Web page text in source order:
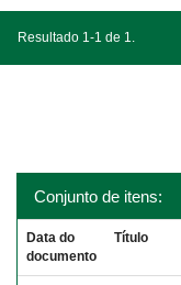
Resultado 1-1 de 1.
Conjunto de itens:
Data do
documento
Título